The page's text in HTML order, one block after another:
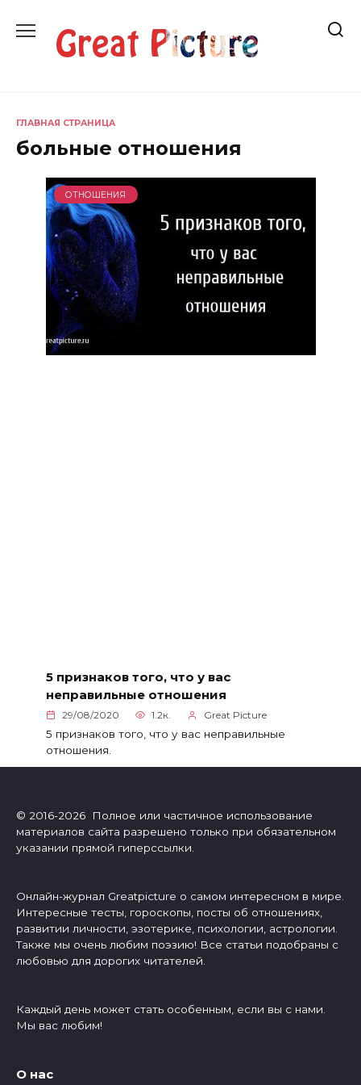
содержанию
ГЛАВНАЯ СТРАНИЦА
больные отношения
ОТНОШЕНИЯ
5 признаков того, что у вас
неправильные отношения
29/08/2020 1.2к. Great Picture
5 признаков того, что у вас неправильные
отношения.
© 2016-2026 Полное или частичное использование
материалов сайта разрешено только при обязательном
указании прямой гиперссылки.
Онлайн-журнал Greatpicture о самом интересном в мире.
Интересные тесты, гороскопы, посты об отношениях,
развитии личности, эзотерике, психологии, астрологии.
Также мы очень любим поэзию! Все статьи подобраны с
любовью для дорогих читателей.
Каждый день может стать особенным, если вы с нами.
Мы вас любим!
О нас